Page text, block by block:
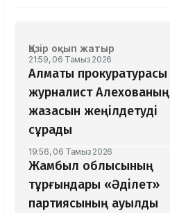
Қазір оқып жатыр
21:59, 06 Тамыз 2026
Алматы прокуратурасы
журналист Алехованың
жазасын жеңілдетуді
сұрады
19:56, 06 Тамыз 2026
Жамбыл облысының
тұрғындары «Әділет»
партиясының ауылды